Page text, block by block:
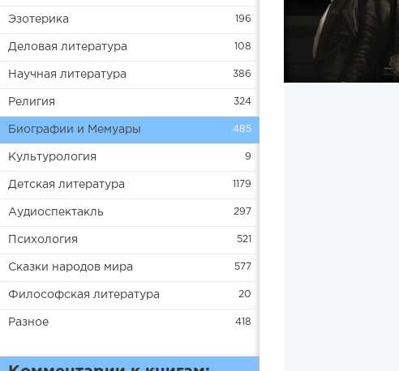
Эзотерика 196
Деловая литература 108
Научная литература 386
Религия 324
Биографии и Мемуары 485
Культурология 9
Детская литература 1179
Аудиоспектакль 297
Психология 521
Сказки народов мира 577
Философская литература 20
Разное 418